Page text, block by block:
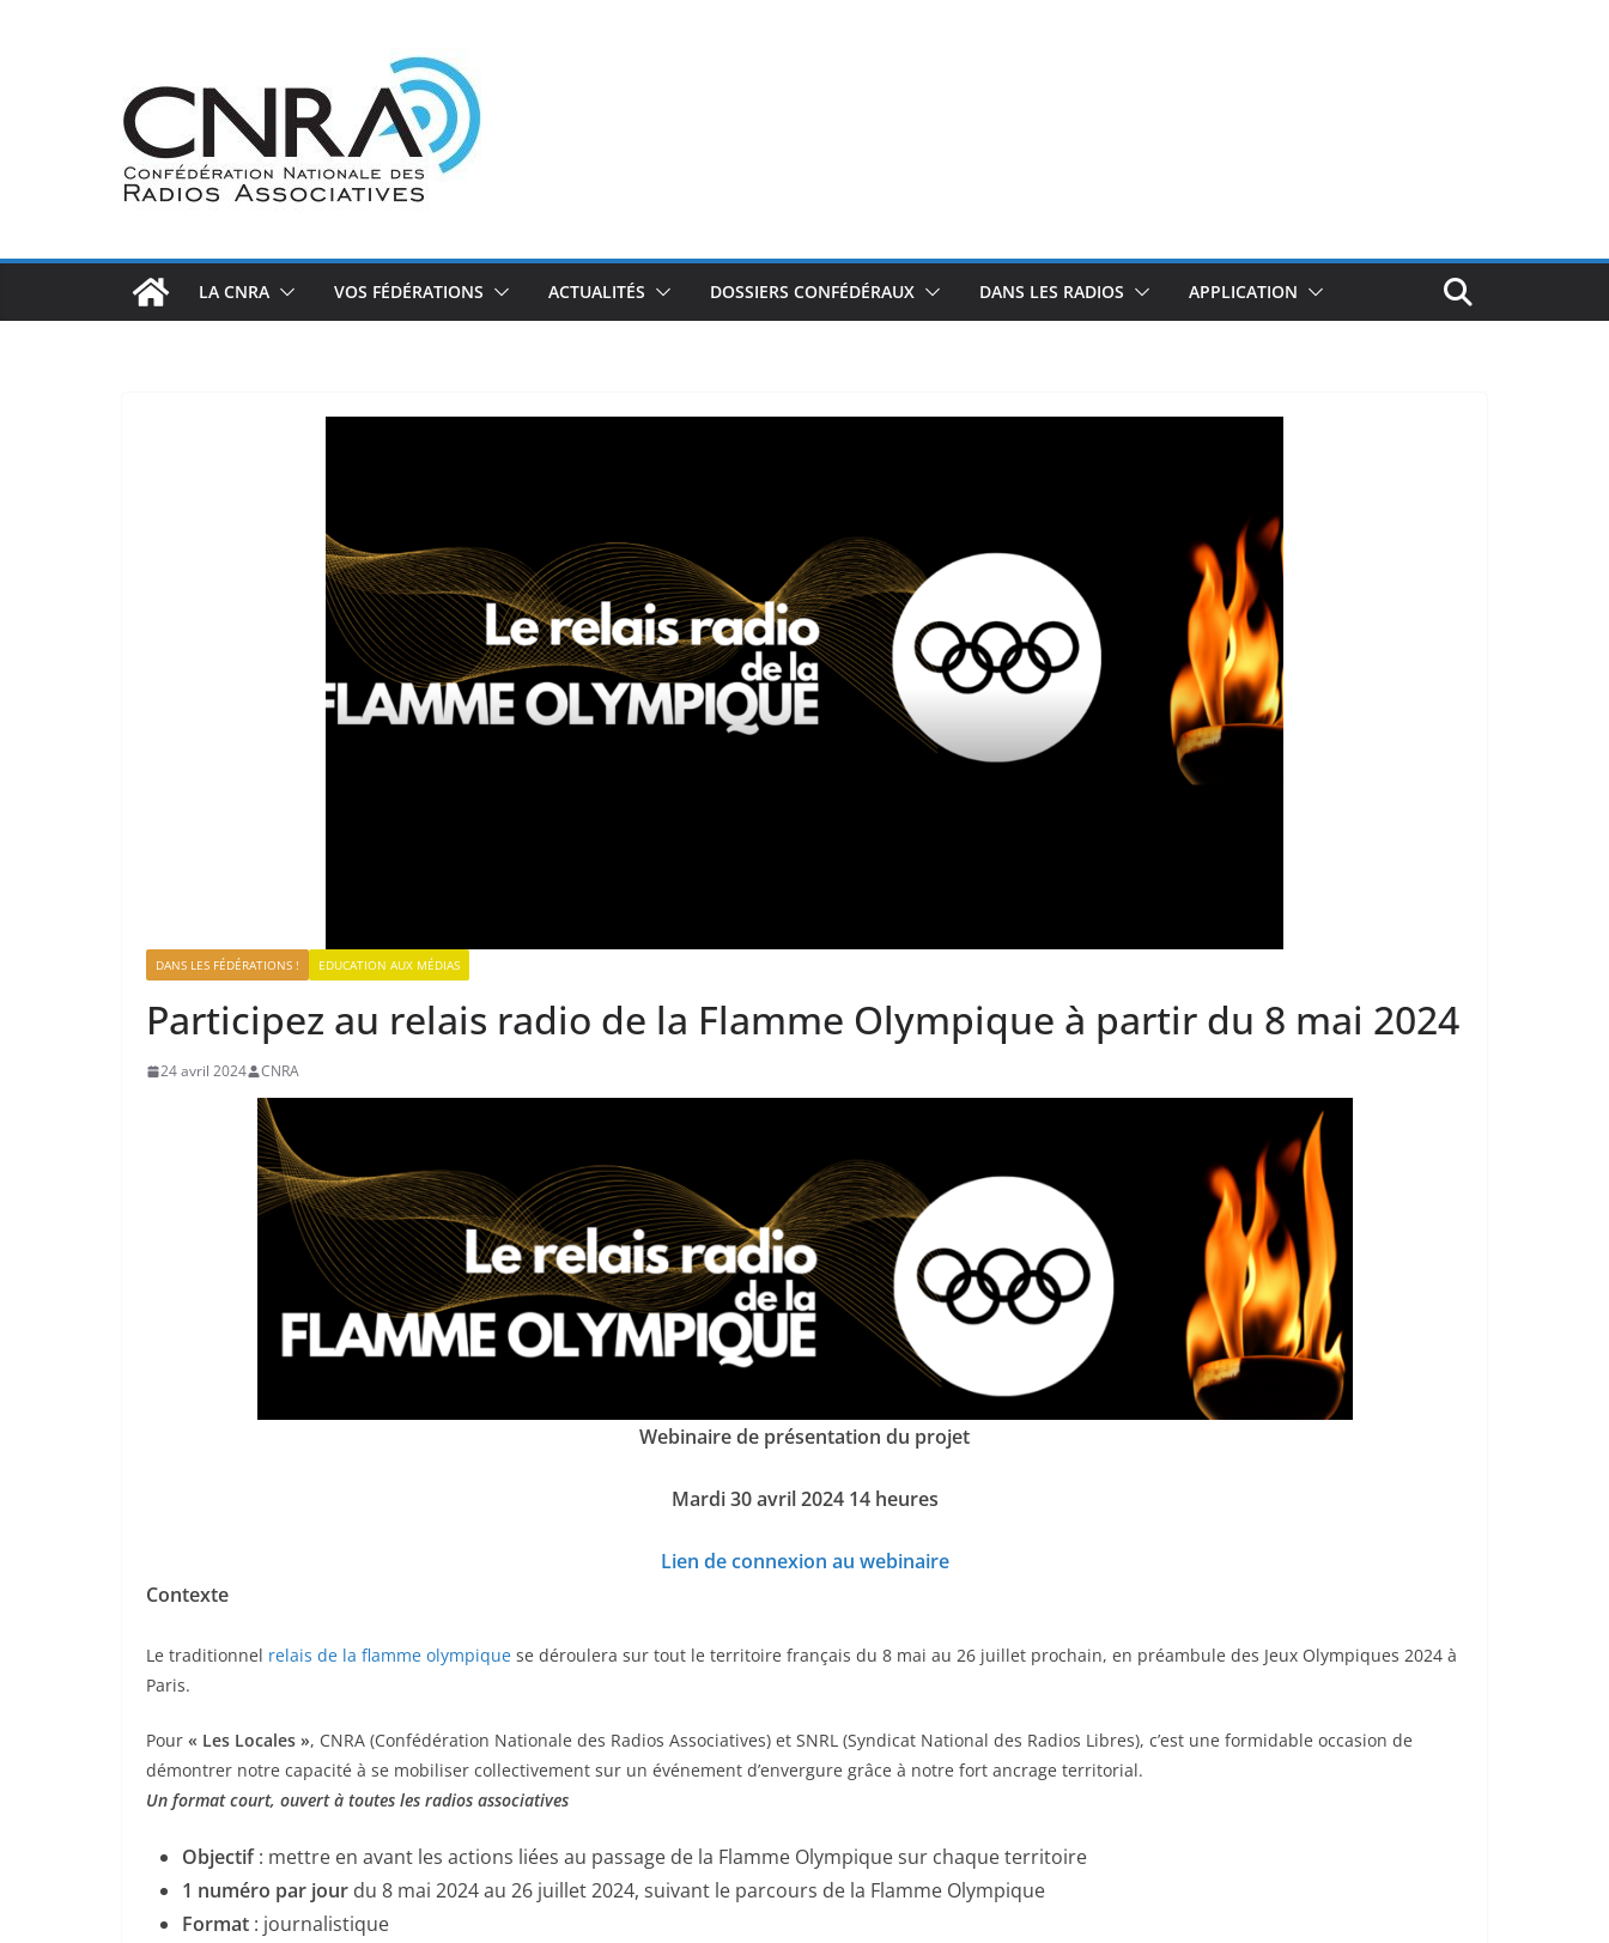
LA CNRA VOS FÉDÉRATIONS ACTUALITÉS DOSSIERS CONFÉDÉRAUX DANS LES RADIOS APPLICATION
DANS LES FÉDÉRATIONS ! EDUCATION AUX MÉDIAS
Participez au relais radio de la Flamme Olympique à partir du 8 mai 2024
24 avril 2024 CNRA
Webinaire de présentation du projet
Mardi 30 avril 2024 14 heures
Lien de connexion au webinaire
Contexte
Le traditionnel relais de la flamme olympique se déroulera sur tout le territoire français du 8 mai au 26 juillet prochain, en préambule des Jeux Olympiques 2024 à
Paris.
Pour « Les Locales », CNRA (Confédération Nationale des Radios Associatives) et SNRL (Syndicat National des Radios Libres), c’est une formidable occasion de
démontrer notre capacité à se mobiliser collectivement sur un événement d’envergure grâce à notre fort ancrage territorial.
Un format court, ouvert à toutes les radios associatives
Objectif: mettre en avant les actions liées au passage de la Flamme Olympique sur chaque territoire
1 numéro par jour du 8 mai 2024 au 26 juillet 2024, suivant le parcours de la Flamme Olympique
Format : journalistique